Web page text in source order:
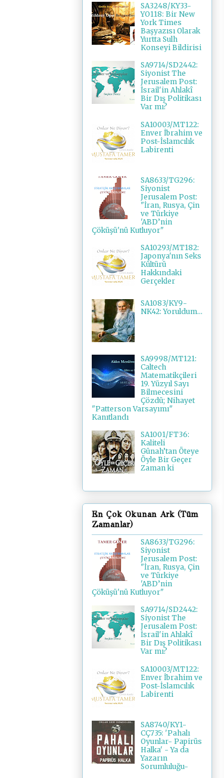
SA3248/KY33-
YO118: Bir New
York Times
Başyazısı Olarak
Yurtta Sulh
Konseyi Bildirisi
SA9714/SD2442:
Siyonist The
Jerusalem Post:
İsrail'in Ahlakî
Bir Dış Politikası
Var mı?
SA10003/MT122:
Enver İbrahim ve
Post-İslamcılık
Labirenti
SA8633/TG296:
Siyonist
Jerusalem Post:
"İran, Rusya, Çin
ve Türkiye
'ABD’nin
Çöküşü'nü Kutluyor"
SA10293/MT182:
Japonya'nın Seks
Kültürü
Hakkındaki
Gerçekler
SA1083/KY9-
NK42: Yoruldum...
SA9998/MT121:
Caltech
Matematikçileri
19. Yüzyıl Sayı
Bilmecesini
Çözdü; Nihayet
"Patterson Varsayımı"
Kanıtlandı
SA1001/FT36:
Kaliteli
Günah’tan Öteye
Öyle Bir Geçer
Zaman ki
En Çok Okunan Ark (Tüm
Zamanlar)
SA8633/TG296:
Siyonist
Jerusalem Post:
"İran, Rusya, Çin
ve Türkiye
'ABD’nin
Çöküşü'nü Kutluyor"
SA9714/SD2442:
Siyonist The
Jerusalem Post:
İsrail'in Ahlakî
Bir Dış Politikası
Var mı?
SA10003/MT122:
Enver İbrahim ve
Post-İslamcılık
Labirenti
SA8740/KY1-
CÇ735: 'Pahalı
Oyunlar- Papirüs
Halka' - Ya da
Yazarın
Sorumluluğu-